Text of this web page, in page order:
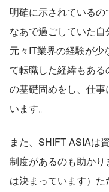
明確に示されている
なあで過ごしていた自
元々IT業界の経験が少
て転職した経緯もあ
の基礎固めをし、仕
います。
また、SHIFT ASIAは
制度があるのも助か
は決まっています）